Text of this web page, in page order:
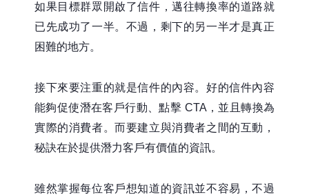
如果目標群眾開啟了信件，邁往轉換率的道路就
已先成功了一半。不過，剩下的另一半才是真正
困難的地方。
接下來要注重的就是信件的內容。好的信件內容
能夠促使潛在客戶行動、點擊 CTA，並且轉換為
實際的消費者。而要建立與消費者之間的互動，
秘訣在於提供潛力客戶有價值的資訊。
雖然掌握每位客戶想知道的資訊並不容易，不過